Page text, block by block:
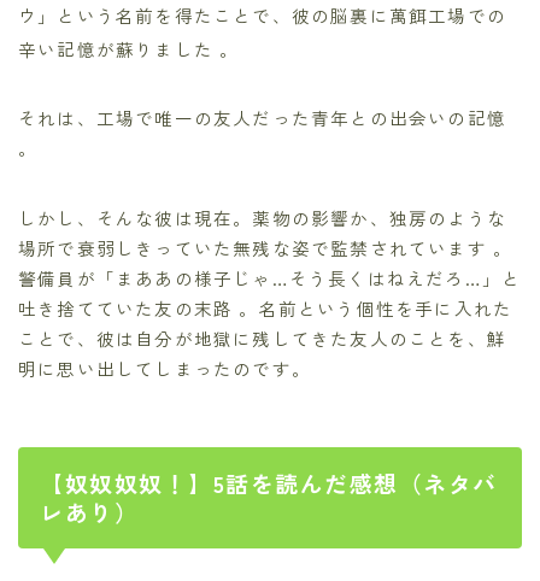
ウ」という名前を得たことで、彼の脳裏に萬餌工場での
辛い記憶が蘇りました 。
それは、工場で唯一の友人だった青年との出会いの記憶
。
しかし、そんな彼は現在。薬物の影響か、独房のような
場所で衰弱しきっていた無残な姿で監禁されています 。
警備員が「まああの様子じゃ…そう長くはねえだろ…」と
吐き捨てていた友の末路 。名前という個性を手に入れた
ことで、彼は自分が地獄に残してきた友人のことを、鮮
明に思い出してしまったのです。
【奴奴奴奴！】5話を読んだ感想（ネタバ
レあり）